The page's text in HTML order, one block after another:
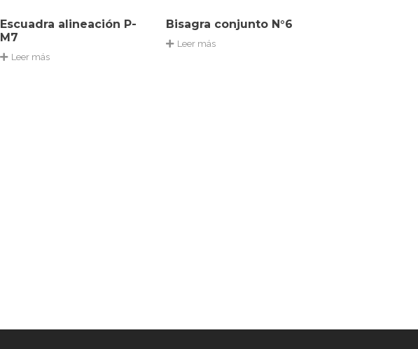
Escuadra alineación P-
M7
Leer más
Bisagra conjunto N°6
Leer más